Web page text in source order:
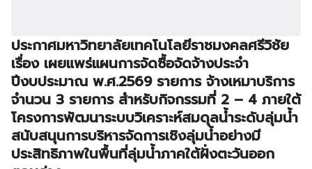
ประกาศมหาวิทยาลัยเทคโนโลยีราชมงคลศรีวิชัย
เรื่อง เผยแพร่แผนการจัดซื้อจัดจ้างประจำ
ปีงบประมาณ พ.ศ.2569 รายการ จ้างเหมาบริการ
จำนวน 3 รายการ สำหรับกิจกรรมที่ 2 – 4 ภายใต้
โครงการพัฒนาระบบวิเคราะห์สมดุลน้ำระดับลุ่มน้ำ
สนับสนุนการบริหารจัดการเชิงลุ่มน้ำอย่างมี
ประสิทธิภาพในพื้นที่ลุ่มน้ำภาคใต้ฝั่งตะวันออก